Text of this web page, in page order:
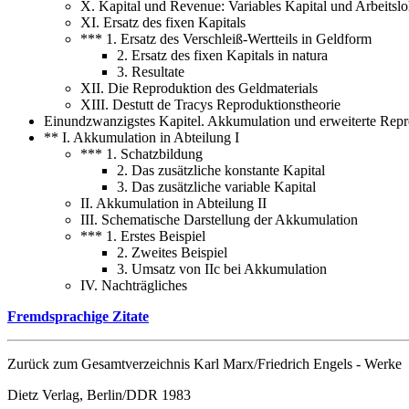
X. Kapital und Revenue: Variables Kapital und
XI. Ersatz des fixen Kapitals
*** 1. Ersatz des Verschleiß-Wertteils in Geldform
2. Ersatz des fixen Kapitals in natura
3. Resultate
XII. Die Reproduktion des Geldmaterials
XIII. Destutt de Tracys Reproduktionstheorie
Einundzwanzigstes Kapitel. Akkumulation und erweiterte
** I. Akkumulation in Abteilung I
*** 1. Schatzbildung
2. Das zusätzliche konstante Kapital
3. Das zusätzliche variable Kapital
II. Akkumulation in Abteilung II
III. Schematische Darstellung der Akkumulation
*** 1. Erstes Beispiel
2. Zweites Beispiel
3. Umsatz von IIc bei Akkumulation
IV. Nachträgliches
Fremdsprachige Zitate
Zurück zum Gesamtverzeichnis Karl Marx/Friedrich Engels - Werke
Dietz Verlag, Berlin/DDR 1983